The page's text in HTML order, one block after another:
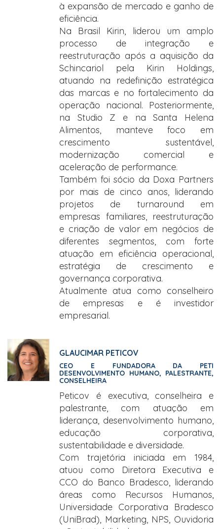
à expansão de mercado e ganho de
eficiência.
Na Brasil Kirin, liderou um amplo
processo de integração e
reestruturação após a aquisição da
Schincariol pela Kirin Holdings,
atuando na redefinição estratégica
das marcas e no fortalecimento da
operação nacional. Posteriormente,
na Studio Z e na Santa Helena
Alimentos, manteve foco em
crescimento sustentável,
modernização comercial e
aceleração de performance.
Também foi sócio da Doxa Partners
por mais de cinco anos, liderando
projetos de turnaround em
empresas familiares, reestruturação
e criação de valor em negócios de
diferentes segmentos, com forte
atuação em eficiência operacional,
estratégia de crescimento e
governança corporativa.
Atualmente atua como conselheiro
de empresas e é investidor
empresarial.
GLAUCIMAR PETICOV
CEO E FUNDADORA DA PETI
DESENVOLVIMENTO HUMANO, PALESTRANTE,
CONSELHEIRA
Peticov é executiva, conselheira e
palestrante, com atuação em
liderança, desenvolvimento humano,
educação corporativa,
sustentabilidade e diversidade.
Com trajetória iniciada em 1984,
atuou como Diretora Executiva e
CCO do Banco Bradesco, liderando
áreas como Recursos Humanos,
Universidade Corporativa Bradesco
(UniBrad), Marketing, NPS, Ouvidoria